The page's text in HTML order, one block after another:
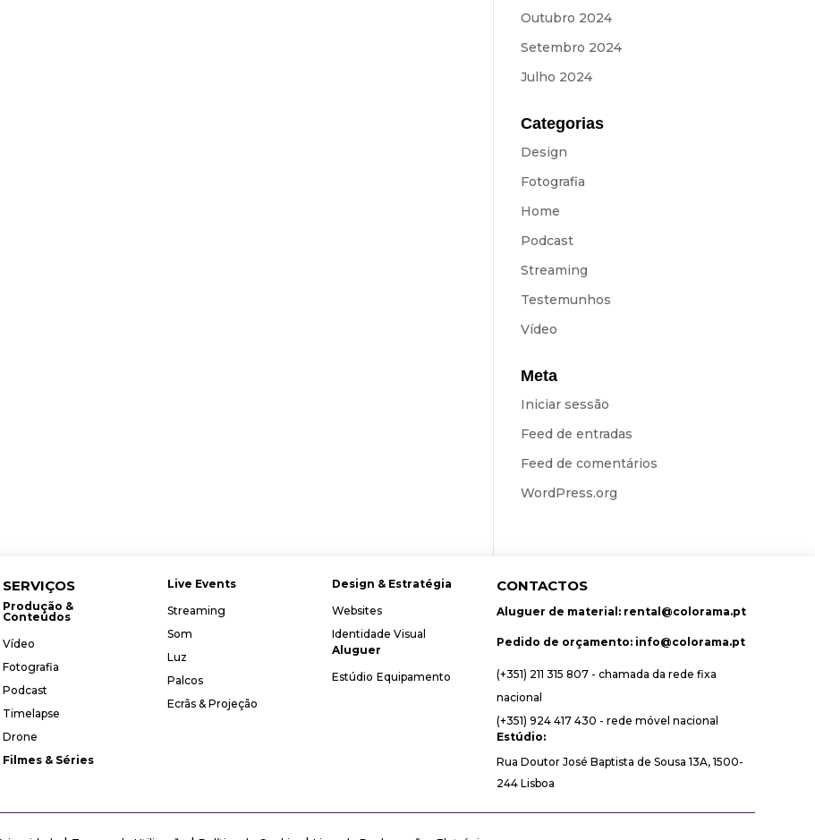
Outubro 2024
Setembro 2024
Julho 2024
Categorias
Design
Fotografia
Home
Podcast
Streaming
Testemunhos
Vídeo
Meta
Iniciar sessão
Feed de entradas
Feed de comentários
WordPress.org
SERVIÇOS
Produção &
Conteúdos
Vídeo
Fotografia
Podcast
Timelapse
Drone
Filmes & Séries
Live Events
Streaming
Som
Luz
Palcos
Ecrãs & Projeção
Design & Estratégia
Websites
Identidade Visual
Aluguer
Estúdio Equipamento
CONTACTOS
Aluguer de material: rental@colorama.pt
Pedido de orçamento: info@colorama.pt
(+351) 211 315 807 - chamada da rede fixa
nacional
(+351) 924 417 430 - rede móvel nacional
Estúdio:
Rua Doutor José Baptista de Sousa 13A, 1500-
244 Lisboa